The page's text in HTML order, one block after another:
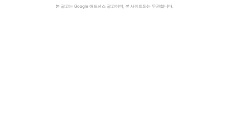
본 광고는 Google 애드센스 광고이며, 본 사이트와는 무관합니다.